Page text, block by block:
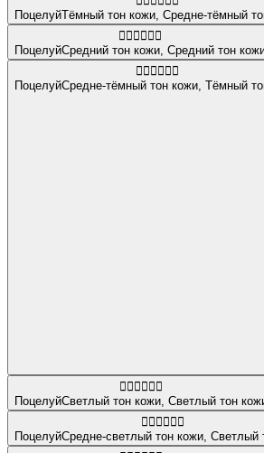
ПоцелуйТёмный тон кожи Средне-тёмный
👨🏽‍❤️‍💋‍👨🏽
ПоцелуйСредний тон кожи Средний тон
👨🏾‍❤️‍💋‍👨🏿
ПоцелуйСредне-тёмный тон кожи Тёмный
👩🏻‍❤️‍💋‍👩🏻
ПоцелуйСветлый тон кожи Светлый тон
👩🏼‍❤️‍💋‍👨🏻
ПоцелуйСредне-светлый тон кожи Светлый